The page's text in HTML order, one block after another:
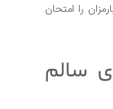
را امتحان
سالم